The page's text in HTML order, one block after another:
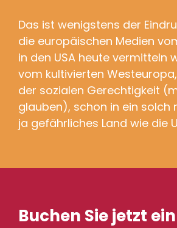
Das ist wenigstens der
die europäischen Medien
in den USA heute vermitteln
vom kultivierten
der sozialen Gerechtigkeit
glauben), schon in ein solch
ja gefährliches Land wie die
Buchen Sie jetzt ein